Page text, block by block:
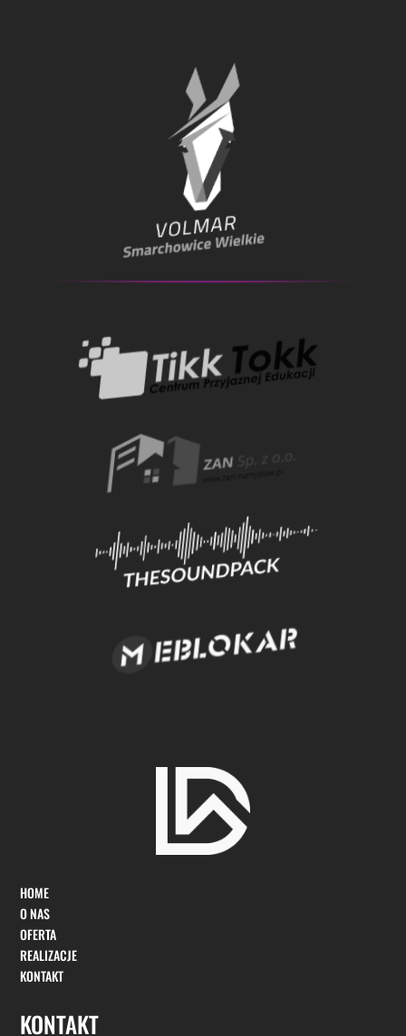
HOME
O NAS
OFERTA
REALIZACJE
KONTAKT
KONTAKT